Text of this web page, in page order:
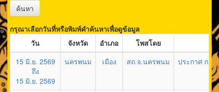
ค้นหา
กรุณาเลือกวันที่หรือพิมพ์คำค้นหาเพื่อดูข้อมูล
วัน
จังหวัด อำเภอ
โพสโดย
15 มิ.ย. 2569
ถึง
15 มิ.ย. 2569
นครพนม เมือง สถ.จ.นครพนม ประกาศ ก.ท